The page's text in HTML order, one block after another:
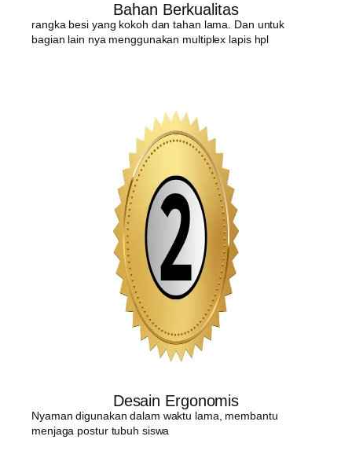
Bahan Berkualitas
rangka besi yang kokoh dan tahan lama. Dan untuk
bagian lain nya menggunakan multiplex lapis hpl
Desain Ergonomis
Nyaman digunakan dalam waktu lama, membantu
menjaga postur tubuh siswa